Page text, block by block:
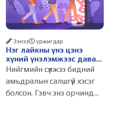
ны өдрүүдэд зохион
байгуулагдаж
Нэг лайкны үнэ цэнэ
хүний үнэлэмжээс давах
болсон уу?
Ээнээ уржигдар
Нийгмийн сүлжээ бидний
амьдралын салшгүй хэсэг
болсон. Гэвч энэ орчинд